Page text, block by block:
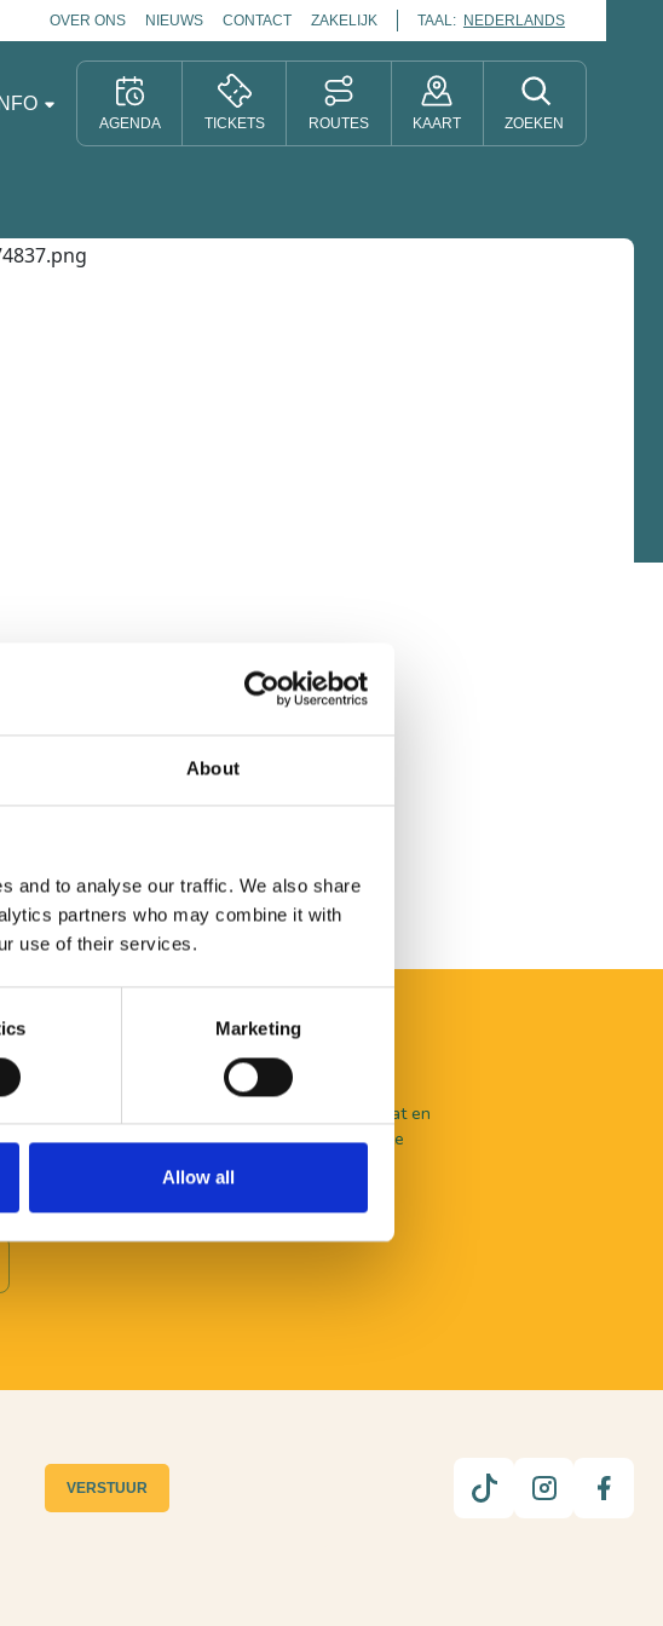
About
and to analyse our traffic. We also share
partners who may combine it with
use of their services.
Marketing
Allow all
OVER ONS NIEUWS CONTACT ZAKELIJK TAAL: NEDERLANDS
AGENDA TICKETS ROUTES KAART ZOEKEN
wat er allemaal te beleven valt in De Langstraat en
graag persoonlijk advies? Je kunt terecht bij onze
VERSTUUR